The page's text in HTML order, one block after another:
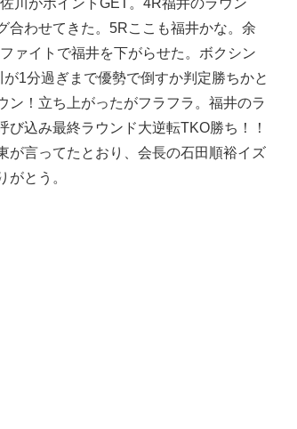
川がポイントGET。4R福井のラウン
合わせてきた。5Rここも福井かな。余
ァイトで福井を下がらせた。ボクシン
1分過ぎまで優勢で倒すか判定勝ちかと
ン！立ち上がったがフラフラ。福井のラ
込み最終ラウンド大逆転TKO勝ち！！
が言ってたとおり、会長の石田順裕イズ
とう。